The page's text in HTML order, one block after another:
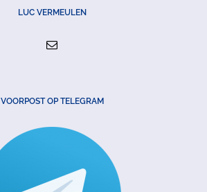
LUC VERMEULEN
VOORPOST OP TELEGRAM